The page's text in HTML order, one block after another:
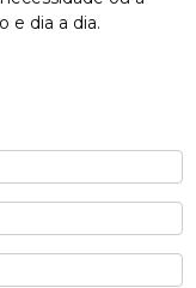
e dia a dia.